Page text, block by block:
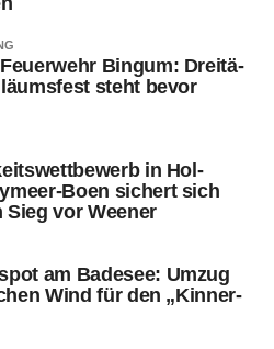
Bin­gum: Drei­tä­
steht bevor
in Hol­
Boen sichert sich
Sieg vor Weener
am Bade­see: Umzug
Wind für den „Kin­ner­